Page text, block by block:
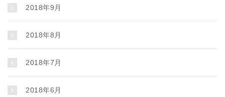
2018年9月
2018年8月
2018年7月
2018年6月